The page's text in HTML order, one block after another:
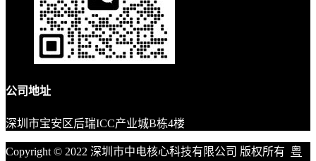
公司地址
深圳市宝安区后瑞ICC产业城B栋4楼
Copyright © 2022 深圳市中电核心科技有限公司 版权所有 粤